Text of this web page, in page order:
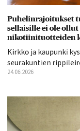
Puhelinrajoitukset
sellaisille ei ole
nikotiinituotteiden
Kirkko ja kaupunki
seurakuntien
24.06.2026